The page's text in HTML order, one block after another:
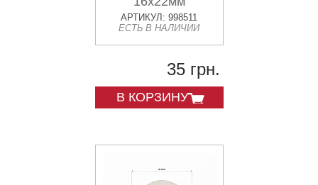
"JA541225"
АРТИКУЛ: 998511
ЕСТЬ В НАЛИЧИИ
35 грн.
В КОРЗИНУ